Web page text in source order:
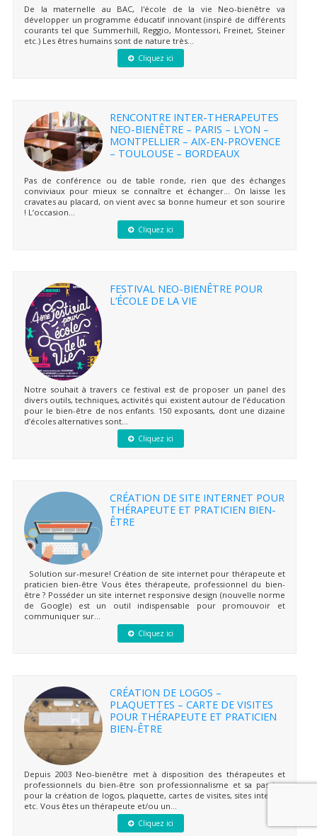
De la maternelle au BAC, l'école de la vie Neo-bienêtre va
développer un programme éducatif innovant (inspiré de différents
courants tel que Summerhill, Reggio, Montessori, Freinet, Steiner
etc.) Les êtres humains sont de nature très...
Cliquez ici
RENCONTRE INTER-THERAPEUTES
NEO-BIENÊTRE – PARIS – LYON –
MONTPELLIER – AIX-EN-PROVENCE
– TOULOUSE – BORDEAUX
Pas de conférence ou de table ronde, rien que des échanges
conviviaux pour mieux se connaître et échanger… On laisse les
cravates au placard, on vient avec sa bonne humeur et son sourire
! L’occasion...
Cliquez ici
FESTIVAL NEO-BIENÊTRE POUR
L’ÉCOLE DE LA VIE
Notre souhait à travers ce festival est de proposer un panel des
divers outils, techniques, activités qui existent autour de l’éducation
pour le bien-être de nos enfants. 150 exposants, dont une dizaine
d’écoles alternatives sont...
Cliquez ici
CRÉATION DE SITE INTERNET POUR
THÉRAPEUTE ET PRATICIEN BIEN-
ÊTRE
Solution sur-mesure! Création de site internet pour thérapeute et
praticien bien-être Vous êtes thérapeute, professionnel du bien-
être ? Posséder un site internet responsive design (nouvelle norme
de Google) est un outil indispensable pour promouvoir et
communiquer sur...
Cliquez ici
CRÉATION DE LOGOS –
PLAQUETTES – CARTE DE VISITES
POUR THÉRAPEUTE ET PRATICIEN
BIEN-ÊTRE
Depuis 2003 Neo-bienêtre met à disposition des thérapeutes et
professionnels du bien-être son professionnalisme et sa passion
pour la création de logos, plaquette, cartes de visites, sites internet
etc. Vous êtes un thérapeute et/ou un...
Cliquez ici